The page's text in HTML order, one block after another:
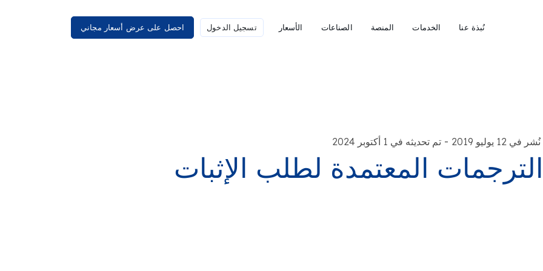
نُبذة عنا الخدمات المنصة الصناعات الأسعار تسجيل الدخول احصل على عرض أسعار مجاني
نُشر في 12 يوليو 2019 - تم تحديثه في 1 أكتوبر 2024
الترجمات المعتمدة لطلب الإثبات